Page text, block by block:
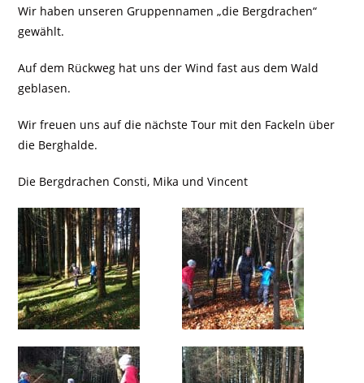
Wir haben unseren Gruppennamen „die Bergdrachen“
gewählt.
Auf dem Rückweg hat uns der Wind fast aus dem Wald
geblasen.
Wir freuen uns auf die nächste Tour mit den Fackeln über
die Berghalde.
Die Bergdrachen Consti, Mika und Vincent